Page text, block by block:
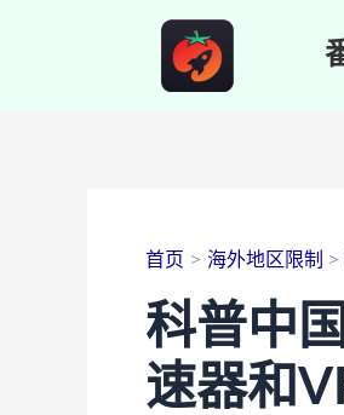
首页 海外地区限制
科普中
速器和